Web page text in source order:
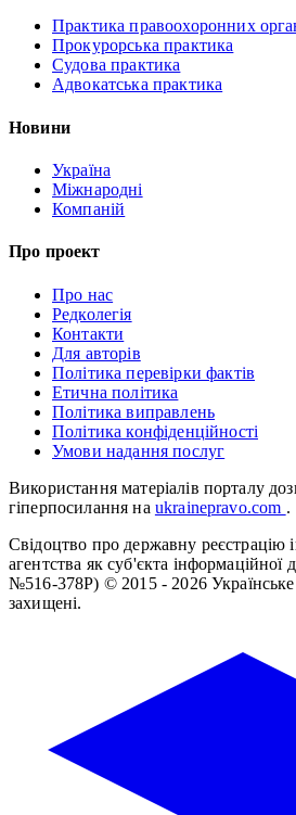
Практика правоохоронних
Прокурорська практика
Судова практика
Адвокатська практика
Новини
Україна
Міжнародні
Компаній
Про проект
Про нас
Редколегія
Контакти
Для авторів
Політика перевірки фактів
Етична політика
Політика виправлень
Політика конфіденційності
Умови надання послуг
Використання матеріалів порталу
гіперпосилання на ukrainepravo.com .
Свідоцтво про державну реєстрацію
агентства як суб'єкта інформаційної
№516-378Р) © 2015 - 2026
захищені.